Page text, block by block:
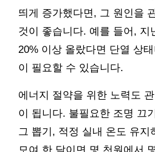
띄게 증가했다면, 그 원인을
것이 좋습니다. 예를 들어, 지
20% 이상 올랐다면 단열 상
이 필요할 수 있습니다.
에너지 절약을 위한 노력도
이 됩니다. 불필요한 조명 끄
그 뽑기, 적정 실내 온도 유지